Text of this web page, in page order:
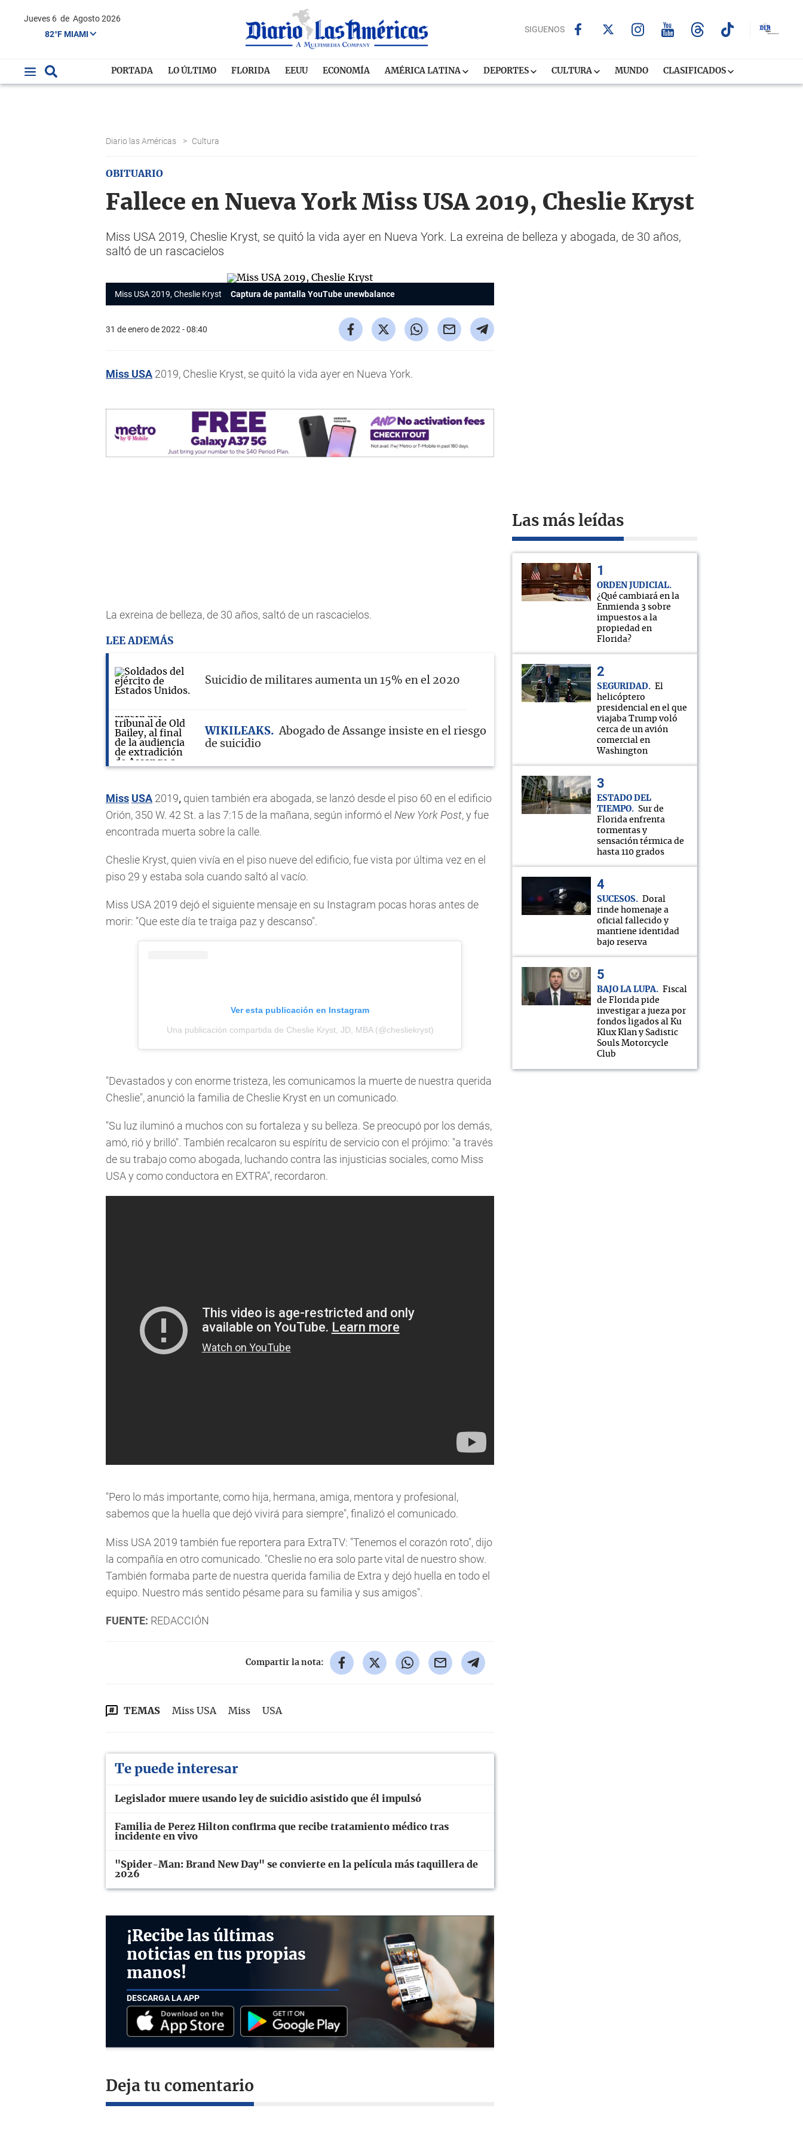
Jueves 6 de Agosto 2026
82°F MIAMI
SIGUENOS
PORTADA LO ÚLTIMO FLORIDA EEUU ECONOMÍA AMÉRICA LATINA DEPORTES CULTURA MUNDO CLASIFICADOS
Diario las Américas > Cultura
OBITUARIO
Fallece en Nueva York Miss USA 2019, Cheslie Kryst
Miss USA 2019, Cheslie Kryst, se quitó la vida ayer en Nueva York. La exreina de belleza y abogada, de 30 años,
saltó de un rascacielos
Miss USA 2019, Cheslie Kryst Captura de pantalla YouTube unewbalance
31 de enero de 2022 - 08:40
Miss USA 2019, Cheslie Kryst, se quitó la vida ayer en Nueva York.
La exreina de belleza, de 30 años, saltó de un rascacielos.
LEE ADEMÁS
Suicidio de militares aumenta un 15% en el 2020
WIKILEAKS
Abogado de Assange insiste en el riesgo
de suicidio
Miss USA 2019, quien también era abogada, se lanzó desde el piso 60 en el edificio
Orión, 350 W. 42 St. a las 7:15 de la mañana, según informó el New York Post, y fue
encontrada muerta sobre la calle.
Cheslie Kryst, quien vivía en el piso nueve del edificio, fue vista por última vez en el
piso 29 y estaba sola cuando saltó al vacío.
Miss USA 2019 dejó el siguiente mensaje en su Instagram pocas horas antes de
morir: "Que este día te traiga paz y descanso".
Ver esta publicación en Instagram
Una publicación compartida de Cheslie Kryst, JD, MBA (@chesliekryst)
"Devastados y con enorme tristeza, les comunicamos la muerte de nuestra querida
Cheslie", anunció la familia de Cheslie Kryst en un comunicado.
"Su luz iluminó a muchos con su fortaleza y su belleza. Se preocupó por los demás,
amó, rió y brilló". También recalcaron su espíritu de servicio con el prójimo: "a través
de su trabajo como abogada, luchando contra las injusticias sociales, como Miss
USA y como conductora en EXTRA", recordaron.
"Pero lo más importante, como hija, hermana, amiga, mentora y profesional,
sabemos que la huella que dejó vivirá para siempre", finalizó el comunicado.
Miss USA 2019 también fue reportera para ExtraTV: "Tenemos el corazón roto", dijo
la compañía en otro comunicado. "Cheslie no era solo parte vital de nuestro show.
También formaba parte de nuestra querida familia de Extra y dejó huella en todo el
equipo. Nuestro más sentido pésame para su familia y sus amigos".
FUENTE: REDACCIÓN
Compartir la nota:
TEMAS Miss USA Miss USA
Te puede interesar
Legislador muere usando ley de suicidio asistido que él impulsó
Familia de Perez Hilton confirma que recibe tratamiento médico tras
incidente en vivo
"Spider-Man: Brand New Day" se convierte en la película más taquillera de
2026
¡Recibe las últimas
noticias en tus propias
manos!
DESCARGA LA APP
Deja tu comentario
Las más leídas
ORDEN JUDICIAL
¿Qué cambiará en la
Enmienda 3 sobre
impuestos a la
propiedad en
Florida?
SEGURIDAD
El
helicóptero
presidencial en el que
viajaba Trump voló
cerca de un avión
comercial en
Washington
ESTADO DEL
TIEMPO
Sur de
Florida enfrenta
tormentas y
sensación térmica de
hasta 110 grados
SUCESOS
Doral
rinde homenaje a
oficial fallecido y
mantiene identidad
bajo reserva
BAJO LA LUPA
Fiscal
de Florida pide
investigar a jueza por
fondos ligados al Ku
Klux Klan y Sadistic
Souls Motorcycle
Club